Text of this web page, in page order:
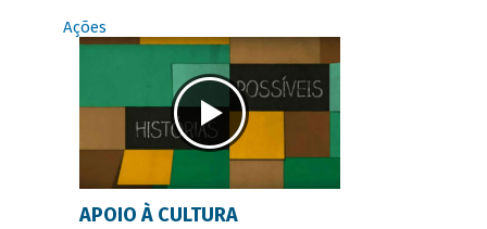
Ações
APOIO À CULTURA